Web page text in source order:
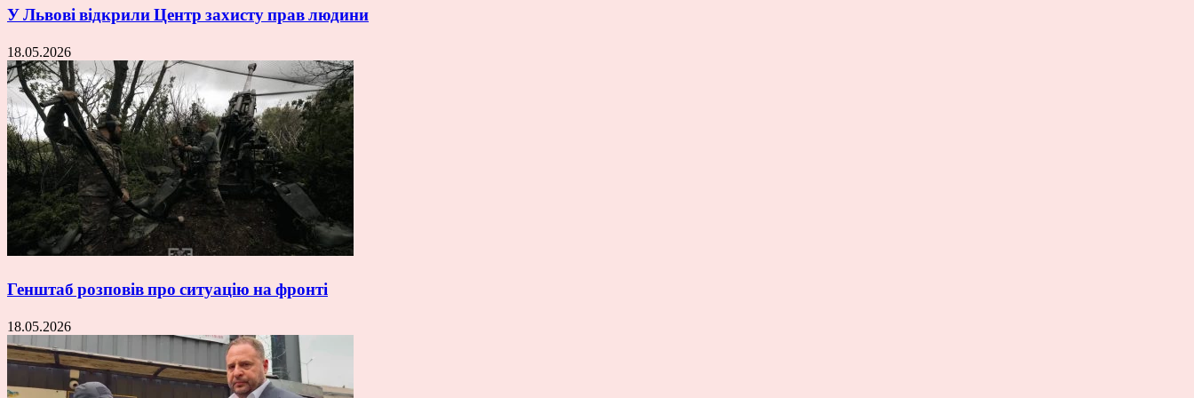
У Львові відкрили Центр захисту прав людини
18.05.2026
Генштаб розповів про ситуацію на фронті
18.05.2026